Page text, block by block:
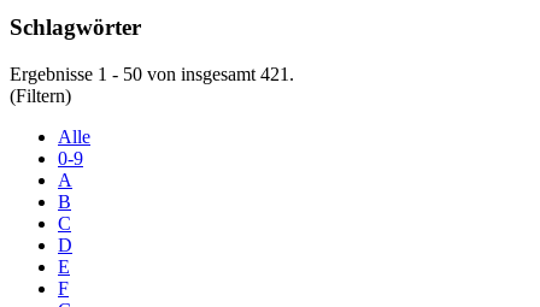
Schlagwörter
Ergebnisse 1 - 50 von insgesamt 421.
(Filtern)
Alle
0-9
A
B
C
D
E
F